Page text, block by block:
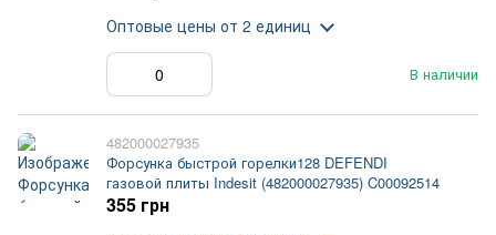
В наличии
Оптовые цены от 2 единиц
482000027935
Форсунка быстрой горелки128 DEFENDI
газовой плиты Indesit (482000027935) C00092514
355 грн